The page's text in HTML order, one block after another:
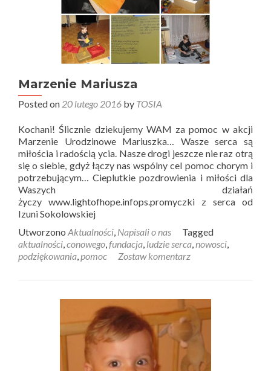
Marzenie Mariusza
Posted on 20 lutego 2016 by TOSIA
Kochani! Ślicznie dziekujemy WAM za pomoc w akcji
Marzenie Urodzinowe Mariuszka… Wasze serca są
miłościa i radością ycia. Nasze drogi jeszcze nie raz otrą
się o siebie, gdyż łączy nas wspólny cel pomoc chorym i
potrzebującym… Cieplutkie pozdrowienia i miłości dla
Waszych działań
życzy www.lightofhope.infops.promyczki z serca od
Izuni Sokolowskiej
Utworzono Aktualności, Napisali o nas
Tagged
aktualności,conowego,fundacja, ludzie serca,nowosci,
podziękowania,pomoc Zostaw komentarz